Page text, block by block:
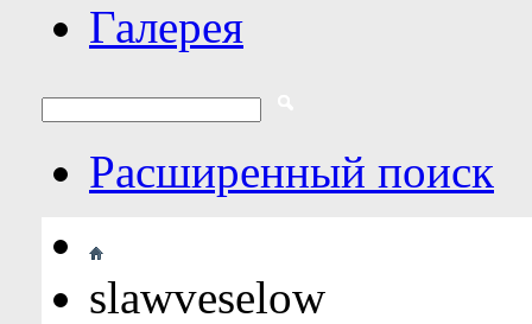
Галерея
Расширенный поиск
slawveselow